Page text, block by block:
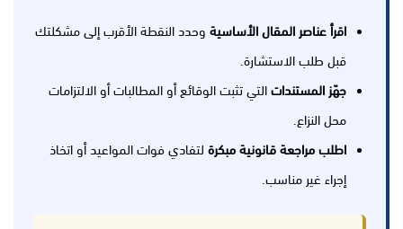
اقرأ عناصر المقال الأساسية وحدد النقطة الأقرب إلى مشكلتك
قبل طلب الاستشارة.
جهّز المستنداتالتي تثبت الوقائع أو المطالبات أو الالتزامات
محل النزاع.
اطلب مراجعة قانونية مبكرة لتفادي فوات المواعيد أو اتخاذ
إجراء غير مناسب.